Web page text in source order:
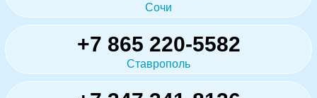
Сочи
+7 865 220-5582
Ставрополь